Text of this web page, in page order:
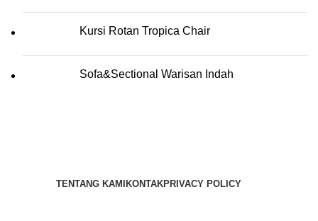
Kursi Rotan Tropica Chair
Sofa&Sectional Warisan Indah
TENTANG KAMI KONTAKPRIVACY POLICY